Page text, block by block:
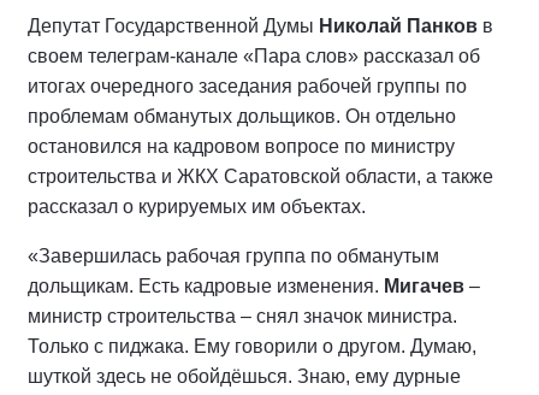
Депутат Государственной Думы Николай Панков в
своем телеграм-канале «Пара слов» рассказал об
итогах очередного заседания рабочей группы по
проблемам обманутых дольщиков. Он отдельно
остановился на кадровом вопросе по министру
строительства и ЖКХ Саратовской области, а также
рассказал о курируемых им объектах.
«Завершилась рабочая группа по обманутым
дольщикам. Есть кадровые изменения. Мигачев –
министр строительства – снял значок министра.
Только с пиджака. Ему говорили о другом. Думаю,
шуткой здесь не обойдёшься. Знаю, ему дурные